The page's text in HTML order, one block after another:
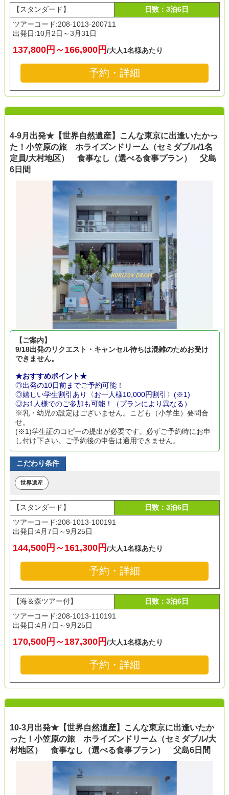
【スタンダード】
日数：3泊6日
ツアーコード:208-1013-200711
出発日:10月2日～3月31日
137,800円～166,900円/大人1名様あたり
予約・詳細
4-9月出発★【世界自然遺産】こんな東京に出逢いたかっ
た！小笠原の旅 ホライズンドリーム（セミダブル/1名
定員/大村地区） 食事なし（選べる食事プラン） 父島
6日間
【ご案内】
9/18出発のリクエスト・キャンセル待ちは混雑のためお受け
できません。
★おすすめポイント★
◎出発の10日前までご予約可能！
◎嬉しい学生割引あり〈お一人様10,000円割引〉(※1)
◎お1人様でのご参加も可能！（プランにより異なる）
※乳・幼児の設定はございません。こども（小学生）要問合
せ。
(※1)学生証のコピーの提出が必要です。必ずご予約時にお申
し付け下さい。ご予約後の申告は適用できません。
こだわり条件
世界遺産
【スタンダード】
日数：3泊6日
ツアーコード:208-1013-100191
出発日:4月7日～9月25日
144,500円～161,300円/大人1名様あたり
予約・詳細
【海＆森ツアー付】
日数：3泊6日
ツアーコード:208-1013-110191
出発日:4月7日～9月25日
170,500円～187,300円/大人1名様あたり
予約・詳細
10-3月出発★【世界自然遺産】こんな東京に出逢いたか
った！小笠原の旅 ホライズンドリーム（セミダブル/大
村地区） 食事なし（選べる食事プラン） 父島6日間